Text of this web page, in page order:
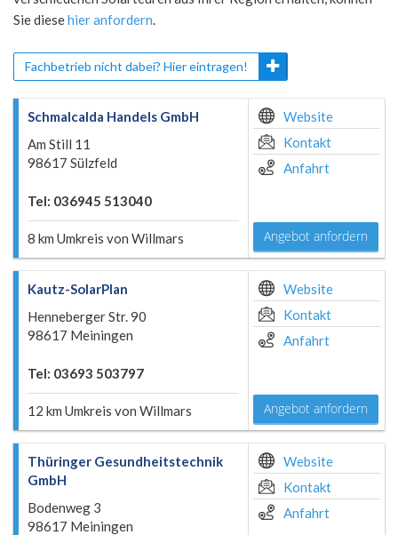
Sie diesehier anfordern.
Fachbetrieb nicht dabei? Hier eintragen!
Schmalcalda Handels GmbH
Am Still 11
98617 Sülzfeld
Tel: 036945 513040
8 km Umkreis von Willmars
Website
Kontakt
Anfahrt
Angebot anfordern
Kautz-SolarPlan
Henneberger Str. 90
98617 Meiningen
Tel: 03693 503797
12 km Umkreis von Willmars
Website
Kontakt
Anfahrt
Angebot anfordern
Thüringer Gesundheitstechnik
GmbH
Bodenweg 3
98617 Meiningen
Website
Kontakt
Anfahrt